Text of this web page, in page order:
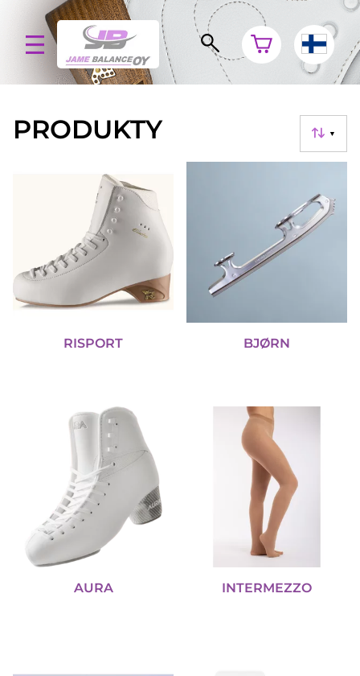
▼
PRODUKTY
RISPORT BJØRN
AURA INTERMEZZO